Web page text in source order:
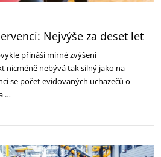
Nejvýše za deset let
přináší mírné zvýšení
nicméně nebývá tak silný jako na
se počet evidovaných uchazečů o
…